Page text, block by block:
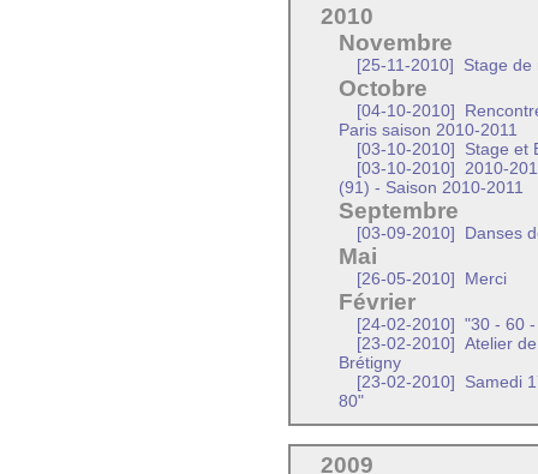
2010
Novembre
[25-11-2010] Stage de
Octobre
[04-10-2010]
Paris saison 2010-2011
[03-10-2010]
Stage et
[03-10-2010]
2010-
(91) - Saison 2010-2011
Septembre
[03-09-2010] Danses
Mai
[26-05-2010] Merci
Février
[24-02-2010]
"30 - 60
[23-02-2010]
Atelier
Brétigny
[23-02-2010]
Samedi
80"
2009